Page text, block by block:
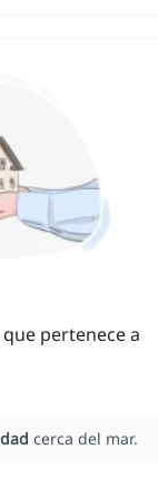
pertenece a
cerca del mar.